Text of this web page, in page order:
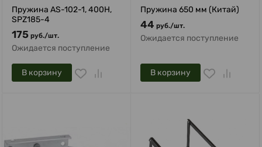
Пружина AS-102-1, 400H,
SPZ185-4
175 руб./шт.
Ожидается поступление
В корзину
Пружина 650 мм (Китай)
44 руб./шт.
Ожидается поступление
В корзину